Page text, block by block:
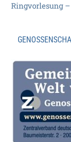
Ringvorlesung